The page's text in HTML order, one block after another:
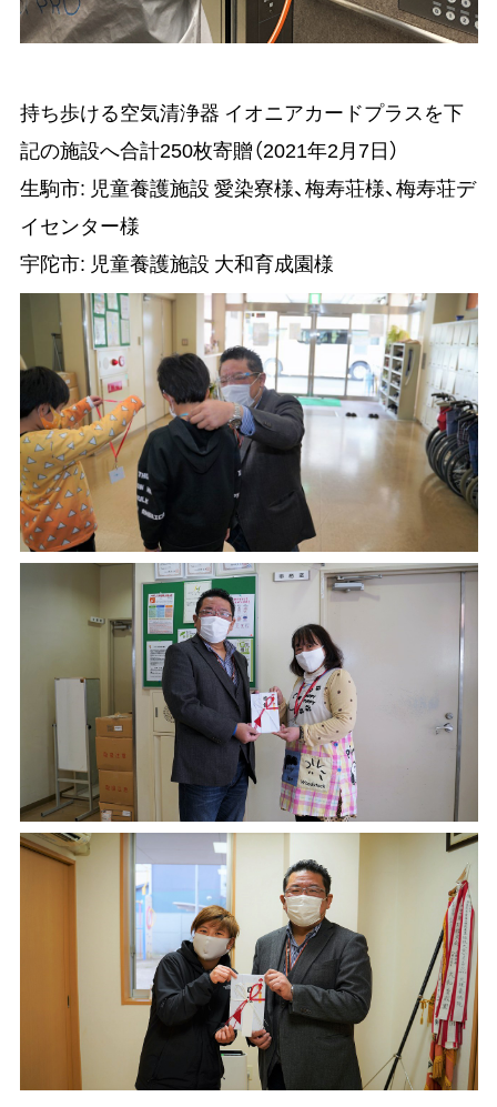
持ち歩ける空気清浄器 イオニアカードプラスを下
記の施設へ合計250枚寄贈（2021年2月7日）
生駒市: 児童養護施設 愛染寮様、梅寿荘様、梅寿荘デ
イセンター様
宇陀市: 児童養護施設 大和育成園様